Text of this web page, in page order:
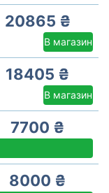
20865 ₴
В магазин
18405 ₴
В магазин
7700 ₴
8000 ₴